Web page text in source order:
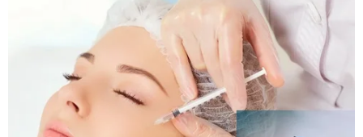
TIN LIÊN QUAN